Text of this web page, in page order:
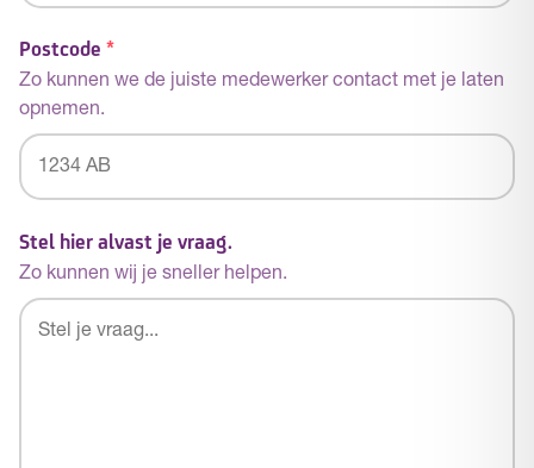
Postcode *
Zo kunnen we de juiste medewerker contact met je laten
opnemen.
Stel hier alvast je vraag.
Zo kunnen wij je sneller helpen.